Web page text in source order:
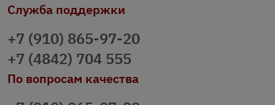
Служба поддержки
+7 (910) 865-97-20
+7 (4842) 704 555
По вопросам качества